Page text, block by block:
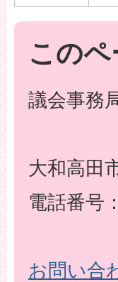
この
議会事務
大和高田
電話番号
お問い合